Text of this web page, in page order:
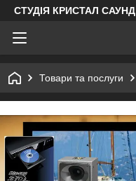
СТУДІЯ КРИСТАЛ САУНД
Товари та послуги